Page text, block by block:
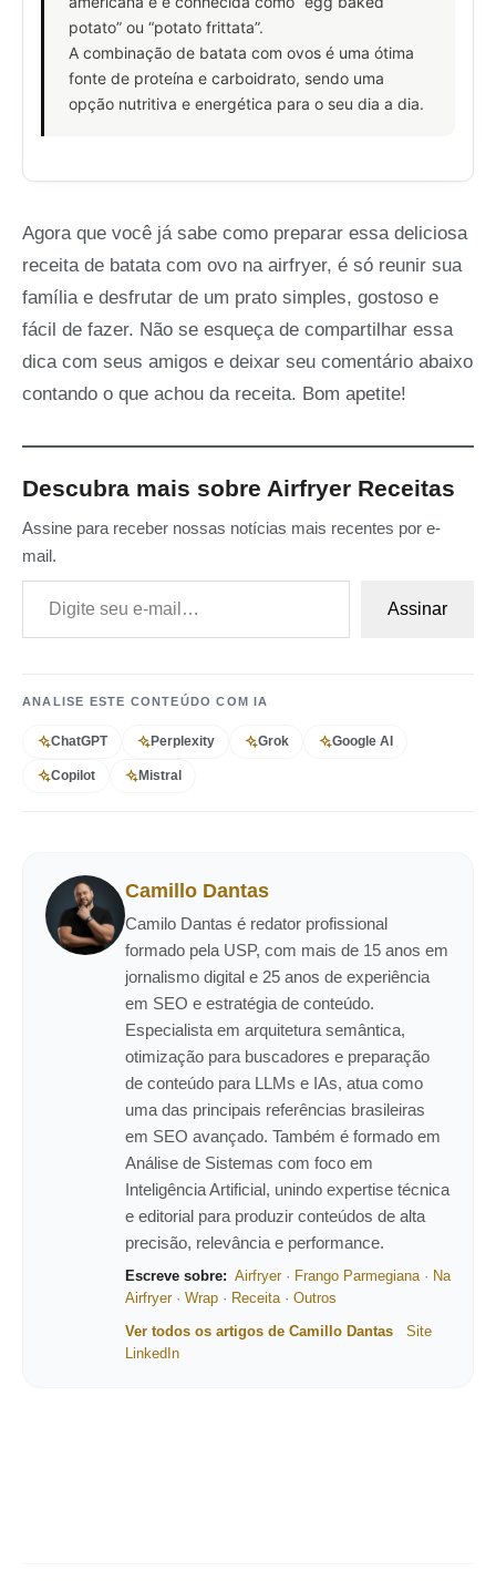
potato” ou “potato frittata”.
A combinação de batata com ovos é uma ótima
fonte de proteína e carboidrato, sendo uma
opção nutritiva e energética para o seu dia a dia.
Agora que você já sabe como preparar essa deliciosa
receita de batata com ovo na airfryer, é só reunir sua
família e desfrutar de um prato simples, gostoso e
fácil de fazer. Não se esqueça de compartilhar essa
dica com seus amigos e deixar seu comentário abaixo
contando o que achou da receita. Bom apetite!
Descubra mais sobre Airfryer Receitas
Assine para receber nossas notícias mais recentes por e-
mail.
Digite seu e-mail…
Assinar
ANALISE ESTE CONTEÚDO COM IA
ChatGPT Perplexity Grok Google AI
Copilot Mistral
Camillo Dantas
Camilo Dantas é redator profissional
formado pela USP, com mais de 15 anos em
jornalismo digital e 25 anos de experiência
em SEO e estratégia de conteúdo.
Especialista em arquitetura semântica,
otimização para buscadores e preparação
de conteúdo para LLMs e IAs, atua como
uma das principais referências brasileiras
em SEO avançado. Também é formado em
Análise de Sistemas com foco em
Inteligência Artificial, unindo expertise técnica
e editorial para produzir conteúdos de alta
precisão, relevância e performance.
Escreve sobre: Airfryer· Frango Parmegiana· Na
Airfryer· Wrap · Receita· Outros
Ver todos os artigos de Camillo Dantas
Site
LinkedIn